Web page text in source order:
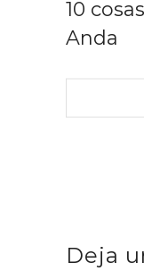
10
Anda
Deja